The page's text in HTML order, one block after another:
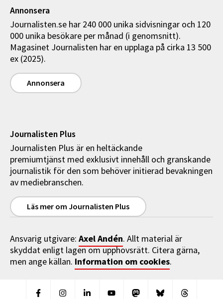
Annonsera
Journalisten.se har 240 000 unika sidvisningar och 120
000 unika besökare per månad (i genomsnitt).
Magasinet Journalisten har en upplaga på cirka 13 500
ex (2025).
Annonsera
Journalisten Plus
Journalisten Plus är en heltäckande
premiumtjänst med exklusivt innehåll och granskande
journalistik för den som behöver initierad bevakningen
av mediebranschen.
Läs mer om Journalisten Plus
Ansvarig utgivare: Axel Andén. Allt material är
skyddat enligt lagen om upphovsrätt. Citera gärna,
men ange källan. Information om cookies.
Facebook InstagramLinkedinYoutubeMastodonBluesky